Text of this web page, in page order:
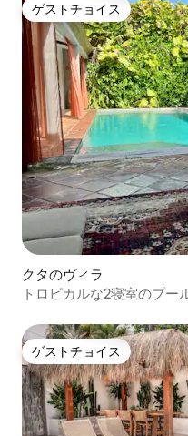
ゲストチョイス
ゲストチョイス
クタのヴィラ
トロピカルな2寝室のプー
ゲストチョイス
ゲストチョイス